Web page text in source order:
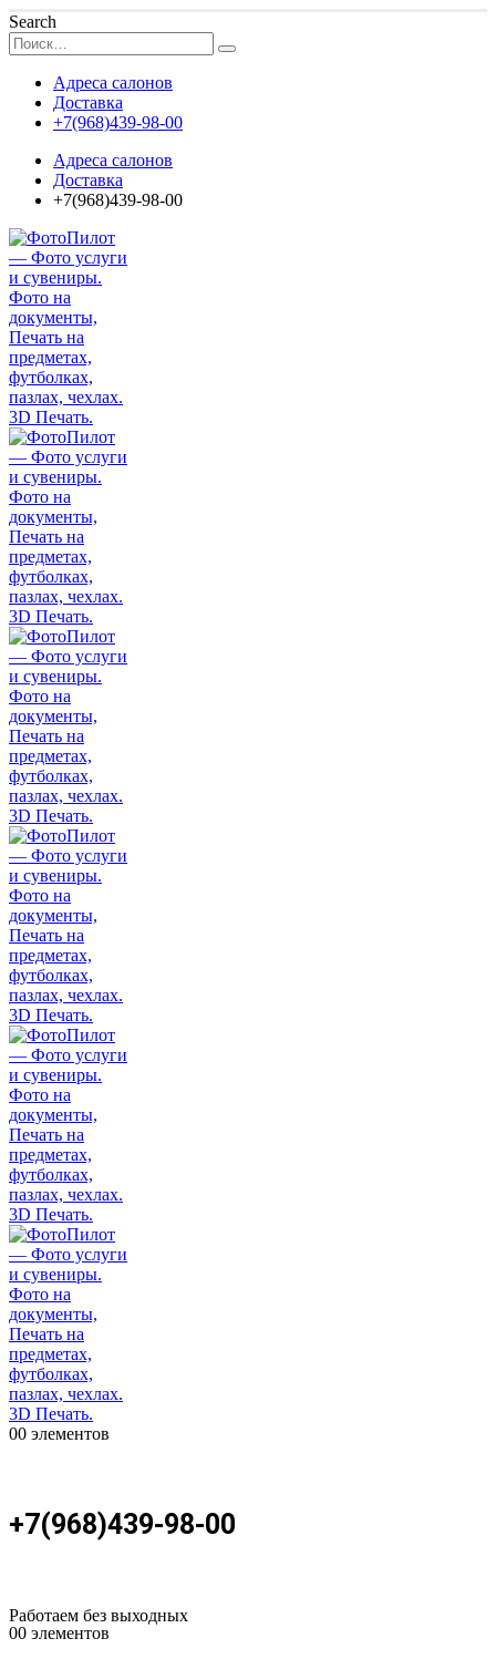
Search
Адреса салонов
Доставка
+7(968)439-98-00
Адреса салонов
Доставка
+7(968)439-98-00
00 элементов
+7(968)439-98-00
Работаем без выходных
00 элементов